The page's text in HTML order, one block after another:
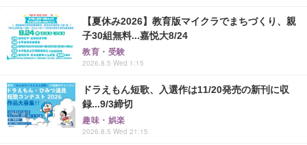
【夏休み2026】教育版マイクラでまちづくり、親
子30組無料...嘉悦大8/24
教育・受験
2026.8.5 Wed 1:15
ドラえもん短歌、入選作は11/20発売の新刊に収
録...9/3締切
趣味・娯楽
2026.8.5 Wed 21:15